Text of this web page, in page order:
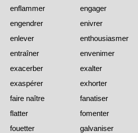
enflammer
engager
engendrer
enivrer
enlever
enthousiasmer
entraîner
envenimer
exacerber
exalter
exaspérer
exhorter
faire naître
fanatiser
flatter
fomenter
fouetter
galvaniser